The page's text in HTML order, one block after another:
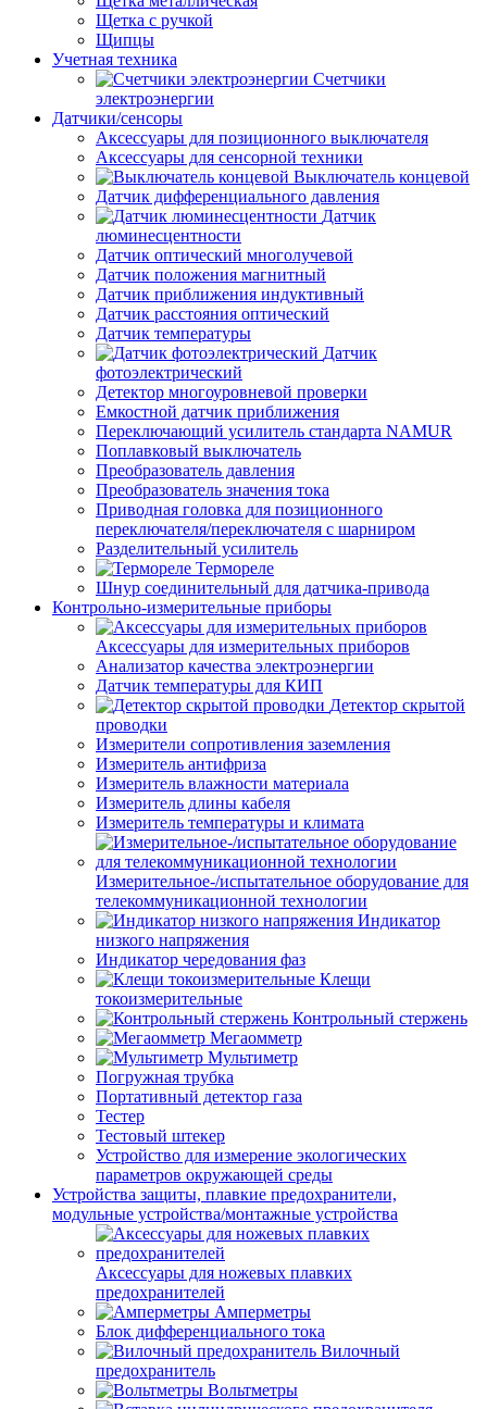
Щетка с ручкой
Щипцы
Учетная техника
Счетчики
электроэнергии
Датчики/сенсоры
Аксессуары для позиционного выключателя
Аксессуары для сенсорной техники
Выключатель концевой
Датчик дифференциального давления
Датчик
люминесцентности
Датчик оптический многолучевой
Датчик положения магнитный
Датчик приближения индуктивный
Датчик расстояния оптический
Датчик температуры
Датчик
фотоэлектрический
Детектор многоуровневой проверки
Емкостной датчик приближения
Переключающий усилитель стандарта NAMUR
Поплавковый выключатель
Преобразователь давления
Преобразователь значения тока
Приводная головка для позиционного
переключателя/переключателя с шарниром
Разделительный усилитель
Термореле
Шнур соединительный для датчика-привода
Контрольно-измерительные приборы
Аксессуары для измерительных приборов
Анализатор качества электроэнергии
Датчик температуры для КИП
Детектор скрытой
проводки
Измерители сопротивления заземления
Измеритель антифриза
Измеритель влажности материала
Измеритель длины кабеля
Измеритель температуры и климата
Измерительное-/испытательное оборудование для
телекоммуникационной технологии
Индикатор
низкого напряжения
Индикатор чередования фаз
Клещи
токоизмерительные
Контрольный стержень
Мегаомметр
Мультиметр
Погружная трубка
Портативный детектор газа
Тестер
Тестовый штекер
Устройство для измерение экологических
параметров окружающей среды
Устройства защиты, плавкие предохранители,
модульные устройства/монтажные устройства
Аксессуары для ножевых плавких
предохранителей
Амперметры
Блок дифференциального тока
Вилочный
предохранитель
Вольтметры